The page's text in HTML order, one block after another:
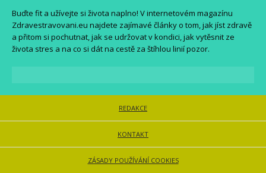
Buďte fit a užívejte si života naplno! V internetovém magazínu
Zdravestravovani.eu najdete zajímavé články o tom, jak jíst zdravě
a přitom si pochutnat, jak se udržovat v kondici, jak vytěsnit ze
života stres a na co si dát na cestě za štíhlou linií pozor.
REDAKCE
KONTAKT
ZÁSADY POUŽÍVÁNÍ COOKIES